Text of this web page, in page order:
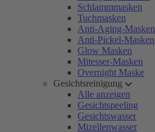
Schlammmasken
Tuchmasken
Anti-Aging-Masken
Anti-Pickel-Masken
Glow Masken
Mitesser-Masken
Overnight Maske
Gesichtsreinigung
Alle anzeigen
Gesichtspeeling
Gesichtswasser
Mizellenwasser